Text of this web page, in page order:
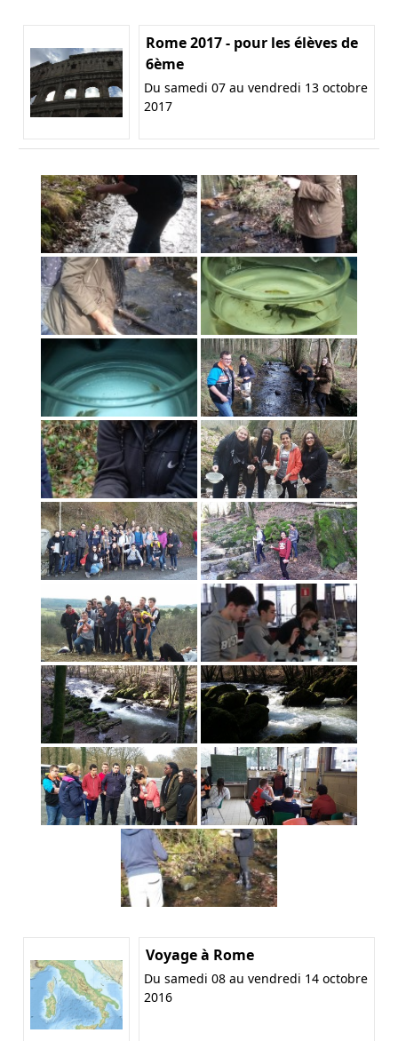
Rome 2017 - pour les élèves de
6ème
Du samedi 07 au vendredi 13 octobre
2017
Voyage à Rome
Du samedi 08 au vendredi 14 octobre
2016